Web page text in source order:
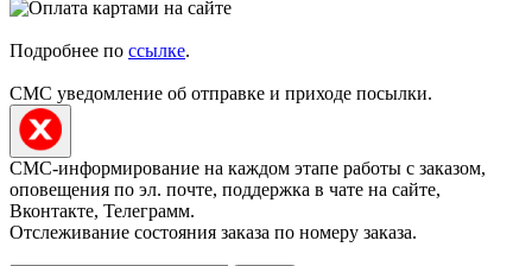
Подробнее по ссылке.
СМС уведомление об отправке и приходе посылки.
СМС-информирование на каждом этапе работы с заказом,
оповещения по эл. почте, поддержка в чате на сайте,
Вконтакте, Телеграмм.
Отслеживание состояния заказа по номеру заказа.